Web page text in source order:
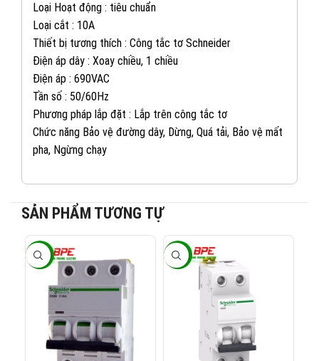
Loại Hoạt động : tiêu chuẩn
Loại cắt : 10A
Thiết bị tương thích : Công tắc tơ Schneider
Điện áp dây : Xoay chiều, 1 chiều
Điện áp : 690VAC
Tần số : 50/60Hz
Phương pháp lắp đặt : Lắp trên công tắc tơ
Chức năng Bảo vệ đường dây, Dừng, Quá tải, Bảo vệ mất
pha, Ngừng chạy
SẢN PHẨM TƯƠNG TỰ
-40% -40%
KINH DOANH 1: 082 234 2688
KINH DOANH 3: 0824 927 568
KINH DOANH 4: 0823 944 186